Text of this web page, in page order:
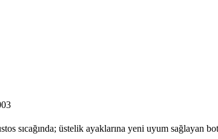
sıcağında; üstelik ayaklarına yeni uyum sağlayan